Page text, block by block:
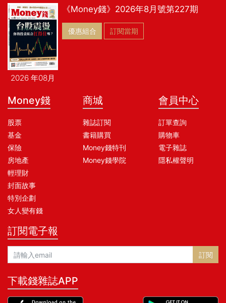
2026 年08月
《Money錢》2026年8月號第227期
優惠組合 訂閱當期
Money錢
股票
基金
保險
房地產
輕理財
封面故事
特別企劃
女人變有錢
商城
雜誌訂閱
書籍購買
Money錢特刊
Money錢學院
會員中心
訂單查詢
購物車
電子雜誌
隱私權聲明
訂閱電子報
訂閱
下載錢雜誌APP